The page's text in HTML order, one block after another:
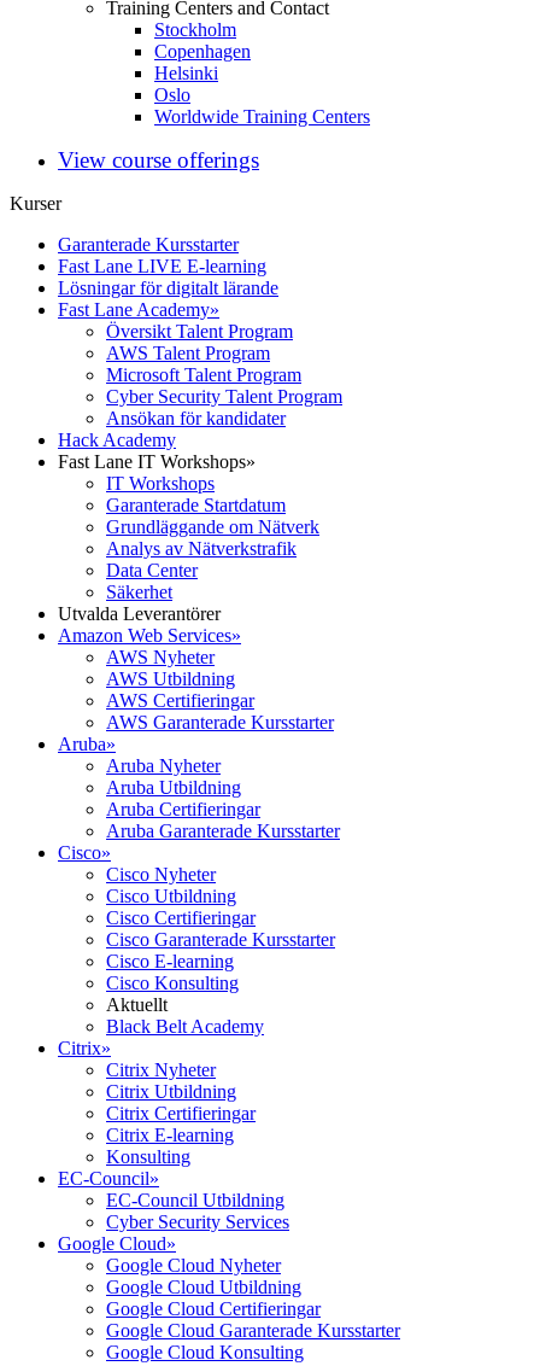
Training Centers and Contact
Stockholm
Copenhagen
Helsinki
Oslo
Worldwide Training Centers
View course offerings
Kurser
Garanterade Kursstarter
Fast Lane LIVE E-learning
Lösningar för digitalt lärande
Fast Lane Academy»
Översikt Talent Program
AWS Talent Program
Microsoft Talent Program
Cyber Security Talent Program
Ansökan för kandidater
Hack Academy
Fast Lane IT Workshops»
IT Workshops
Garanterade Startdatum
Grundläggande om Nätverk
Analys av Nätverkstrafik
Data Center
Säkerhet
Utvalda Leverantörer
Amazon Web Services»
AWS Nyheter
AWS Utbildning
AWS Certifieringar
AWS Garanterade Kursstarter
Aruba»
Aruba Nyheter
Aruba Utbildning
Aruba Certifieringar
Aruba Garanterade Kursstarter
Cisco»
Cisco Nyheter
Cisco Utbildning
Cisco Certifieringar
Cisco Garanterade Kursstarter
Cisco E-learning
Cisco Konsulting
Aktuellt
Black Belt Academy
Citrix»
Citrix Nyheter
Citrix Utbildning
Citrix Certifieringar
Citrix E-learning
Konsulting
EC-Council»
EC-Council Utbildning
Cyber Security Services
Google Cloud»
Google Cloud Nyheter
Google Cloud Utbildning
Google Cloud Certifieringar
Google Cloud Garanterade Kursstarter
Google Cloud Konsulting